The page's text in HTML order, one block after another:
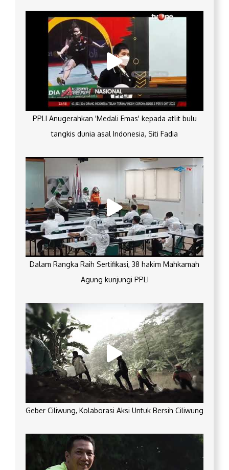
PPLI Anugerahkan 'Medali Emas' kepada atlit bulu
tangkis dunia asal Indonesia, Siti Fadia
Dalam Rangka Raih Sertifikasi, 38 hakim Mahkamah
Agung kunjungi PPLI
Geber Ciliwung, Kolaborasi Aksi Untuk Bersih Ciliwung